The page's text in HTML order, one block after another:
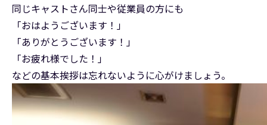
同じキャストさん同士や従業員の方にも
「おはようございます！」
「ありがとうございます！」
「お疲れ様でした！」
などの基本挨拶は忘れないように心がけましょう。